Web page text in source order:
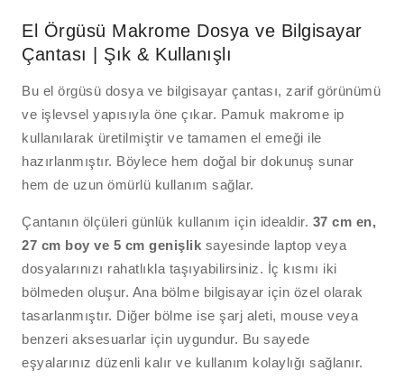
El Örgüsü Makrome Dosya ve Bilgisayar
Çantası | Şık & Kullanışlı
Bu el örgüsü dosya ve bilgisayar çantası, zarif görünümü
ve işlevsel yapısıyla öne çıkar. Pamuk makrome ip
kullanılarak üretilmiştir ve tamamen el emeği ile
hazırlanmıştır. Böylece hem doğal bir dokunuş sunar
hem de uzun ömürlü kullanım sağlar.
Çantanın ölçüleri günlük kullanım için idealdir. 37 cm en,
27 cm boy ve 5 cm genişlik sayesinde laptop veya
dosyalarınızı rahatlıkla taşıyabilirsiniz. İç kısmı iki
bölmeden oluşur. Ana bölme bilgisayar için özel olarak
tasarlanmıştır. Diğer bölme ise şarj aleti, mouse veya
benzeri aksesuarlar için uygundur. Bu sayede
eşyalarınız düzenli kalır ve kullanım kolaylığı sağlanır.